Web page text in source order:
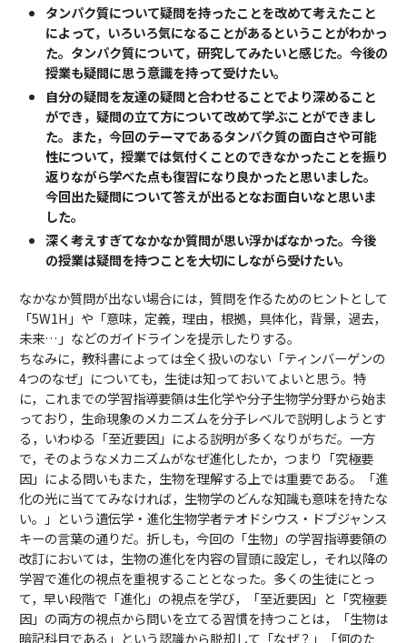
タンパク質について疑問を持ったことを改めて考えたこと
によって，いろいろ気になることがあるということがわかっ
た。タンパク質について，研究してみたいと感じた。今後の
授業も疑問に思う意識を持って受けたい。
自分の疑問を友達の疑問と合わせることでより深めること
ができ，疑問の立て方について改めて学ぶことができまし
た。また，今回のテーマであるタンパク質の面白さや可能
性について，授業では気付くことのできなかったことを振り
返りながら学べた点も復習になり良かったと思いました。
今回出た疑問について答えが出るとなお面白いなと思いま
した。
深く考えすぎてなかなか質問が思い浮かばなかった。今後
の授業は疑問を持つことを大切にしながら受けたい。
なかなか質問が出ない場合には，質問を作るためのヒントとして
「5W1H」や「意味，定義，理由，根拠，具体化，背景，過去，
未来…」などのガイドラインを提示したりする。
ちなみに，教科書によっては全く扱いのない「ティンバーゲンの
4つのなぜ」についても，生徒は知っておいてよいと思う。特
に，これまでの学習指導要領は生化学や分子生物学分野から始ま
っており，生命現象のメカニズムを分子レベルで説明しようとす
る，いわゆる「至近要因」による説明が多くなりがちだ。一方
で，そのようなメカニズムがなぜ進化したか，つまり「究極要
因」による問いもまた，生物を理解する上では重要である。「進
化の光に当ててみなければ，生物学のどんな知識も意味を持たな
い。」という遺伝学・進化生物学者テオドシウス・ドブジャンス
キーの言葉の通りだ。折しも，今回の「生物」の学習指導要領の
改訂においては，生物の進化を内容の冒頭に設定し，それ以降の
学習で進化の視点を重視することとなった。多くの生徒にとっ
て，早い段階で「進化」の視点を学び，「至近要因」と「究極要
因」の両方の視点から問いを立てる習慣を持つことは，「生物は
暗記科目である」という認識から脱却して「なぜ？」「何のた